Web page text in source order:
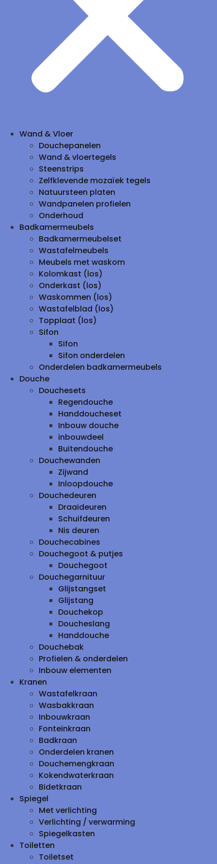
Wand & Vloer
Douchepanelen
Wand & vloertegels
Steenstrips
Zelfklevende mozaïek tegels
Natuursteen platen
Wandpanelen profielen
Onderhoud
Badkamermeubels
Badkamermeubelset
Wastafelmeubels
Meubels met waskom
Kolomkast (los)
Onderkast (los)
Waskommen (los)
Wastafelblad (los)
Topplaat (los)
Sifon
Sifon
Sifon onderdelen
Onderdelen badkamermeubels
Douche
Douchesets
Regendouche
Handdoucheset
Inbouw douche
inbouwdeel
Buitendouche
Douchewanden
Zijwand
Inloopdouche
Douchedeuren
Draaideuren
Schuifdeuren
Nis deuren
Douchecabines
Douchegoot & putjes
Douchegoot
Douchegarnituur
Glijstangset
Glijstang
Douchekop
Doucheslang
Handdouche
Douchebak
Profielen & onderdelen
Inbouw elementen
Kranen
Wastafelkraan
Wasbakkraan
Inbouwkraan
Fonteinkraan
Badkraan
Onderdelen kranen
Douchemengkraan
Kokendwaterkraan
Bidetkraan
Spiegel
Met verlichting
Verlichting / verwarming
Spiegelkasten
Toiletten
Toiletset